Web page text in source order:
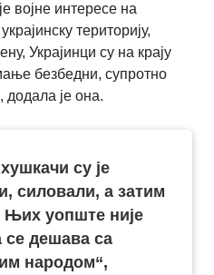
војне интересе на
територију,
Украјинци су на крају
безбедни, супротно
је она.
су је
силовали, а затим
Њих уопште није
се дешава са
народом“,